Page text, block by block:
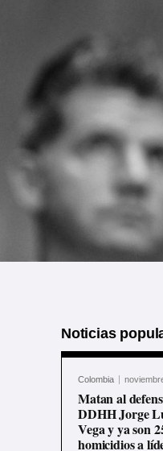
Noticias
Colombia
Matan al
DDHH Jorge
Vega y ya son
homicidios a